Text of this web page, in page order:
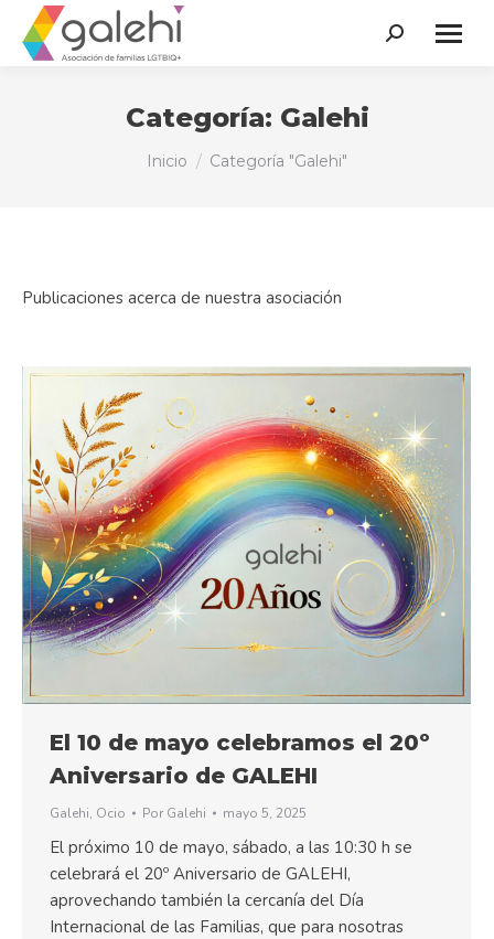
Buscar:
Categoría: Galehi
Estás aquí:
Inicio Categoría "Galehi"
Publicaciones acerca de nuestra asociación
El 10 de mayo celebramos el 20º
Aniversario de GALEHI
Galehi, Ocio Por Galehi mayo 5, 2025
El próximo 10 de mayo, sábado, a las 10:30 h se
celebrará el 20º Aniversario de GALEHI,
aprovechando también la cercanía del Día
Internacional de las Familias, que para nosotras